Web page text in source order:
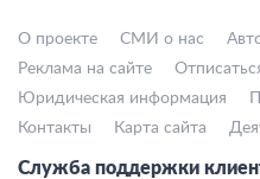
О проекте СМИ о нас
Реклама на сайте
Юридическая информация
Контакты
Карта сайта
Служба поддержки